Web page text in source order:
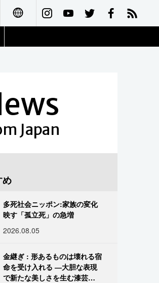
Français
Japan
め
多死社会ニッポン:家族の変化
映す「孤立死」の急増
2026.08.05
金継ぎ : 形あるものは壊れる宿
命を受け入れる ―大胆な表現
で新たな美しさを生む漆芸修